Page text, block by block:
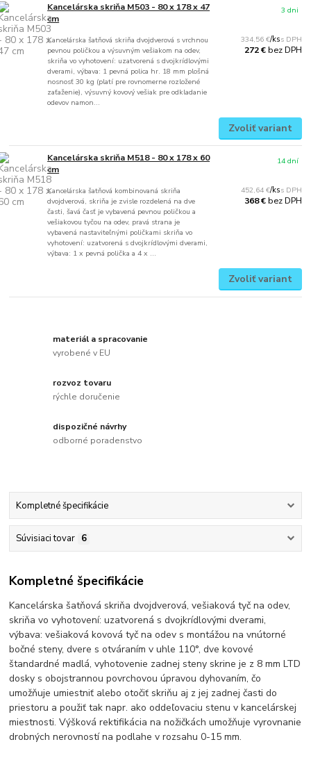
Kancelárska skriňa M503 - 80 x 178 x 47
cm
Kancelárska šatňová skriňa dvojdverová s vrchnou
pevnou poličkou a výsuvným vešiakom na odev,
skriňa vo vyhotovení: uzatvorená s dvojkrídlovými
dverami, výbava: 1 pevná polica hr. 18 mm plošná
nosnosť 30 kg (platí pre rovnomerne rozložené
zaťaženie), výsuvný kovový vešiak pre odkladanie
odevov namon...
334,56 €/ks
272 €bez DPH
3 dni
Zvoliť variant
Kancelárska skriňa M518 - 80 x 178 x 60
cm
Kancelárska šatňová kombinovaná skriňa
dvojdverová, skriňa je zvisle rozdelená na dve
časti, šavá časť je vybavená pevnou poličkou a
vešiakovou tyčou na odev, pravá strana je
vybavená nastaviteľnými poličkami skriňa vo
vyhotovení: uzatvorená s dvojkrídlovými dverami,
výbava: 1 x pevná polička a 4 x ...
452,64 €/ks
368 €bez DPH
14 dní
Zvoliť variant
materiál a spracovanie
vyrobené v EU
rozvoz tovaru
rýchle doručenie
dispozičné návrhy
odborné poradenstvo
Kompletné špecifikácie
Súvisiaci tovar 6
Kompletné špecifikácie
Kancelárska šatňová skriňa dvojdverová, vešiaková tyč na odev,
skriňa vo vyhotovení: uzatvorená s dvojkrídlovými dverami,
výbava: vešiaková kovová tyč na odev s montážou na vnútorné
bočné steny, dvere s otváraním v uhle 110°, dve kovové
štandardné madlá, vyhotovenie zadnej steny skrine je z 8 mm LTD
dosky s obojstrannou povrchovou úpravou dyhovaním, čo
umožňuje umiestniť alebo otočiť skriňu aj z jej zadnej časti do
priestoru a použiť tak napr. ako oddeľovaciu stenu v kancelárskej
miestnosti. Výšková rektifikácia na nožičkách umožňuje vyrovnanie
drobných nerovností na podlahe v rozsahu 0-15 mm.